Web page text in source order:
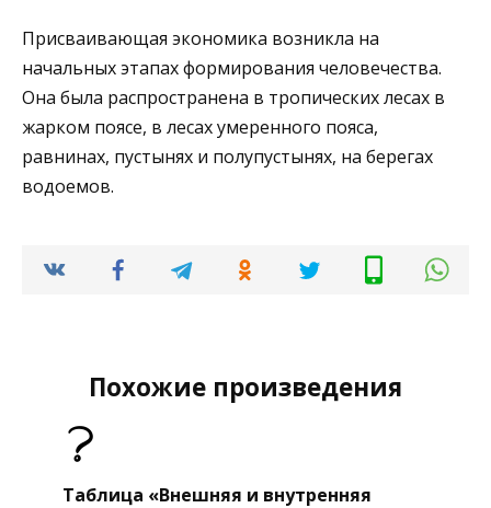
Присваивающая экономика возникла на
начальных этапах формирования человечества.
Она была распространена в тропических лесах в
жарком поясе, в лесах умеренного пояса,
равнинах, пустынях и полупустынях, на берегах
водоемов.
Похожие произведения
Таблица «Внешняя и внутренняя